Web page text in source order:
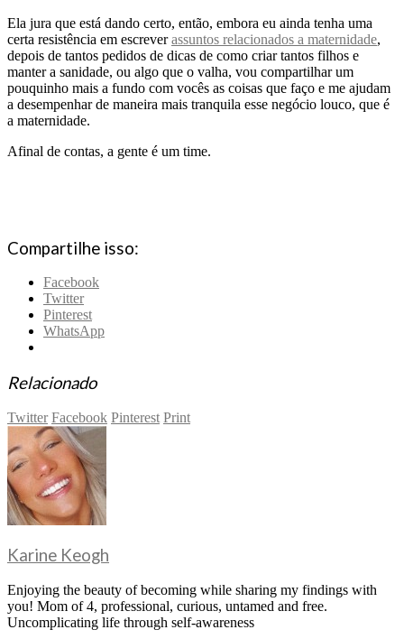
Ela jura que está dando certo, então, embora eu ainda tenha uma
certa resistência em escreverassuntos relacionados a maternidade,
depois de tantos pedidos de dicas de como criar tantos filhos e
manter a sanidade, ou algo que o valha, vou compartilhar um
pouquinho mais a fundo com vocês as coisas que faço e me ajudam
a desempenhar de maneira mais tranquila esse negócio louco, que é
a maternidade.
Afinal de contas, a gente é um time.
Compartilhe isso:
Facebook
Twitter
Pinterest
WhatsApp
Relacionado
Twitter Facebook Pinterest Print
Karine Keogh
Enjoying the beauty of becoming while sharing my findings with
you! Mom of 4, professional, curious, untamed and free.
Uncomplicating life through self-awareness